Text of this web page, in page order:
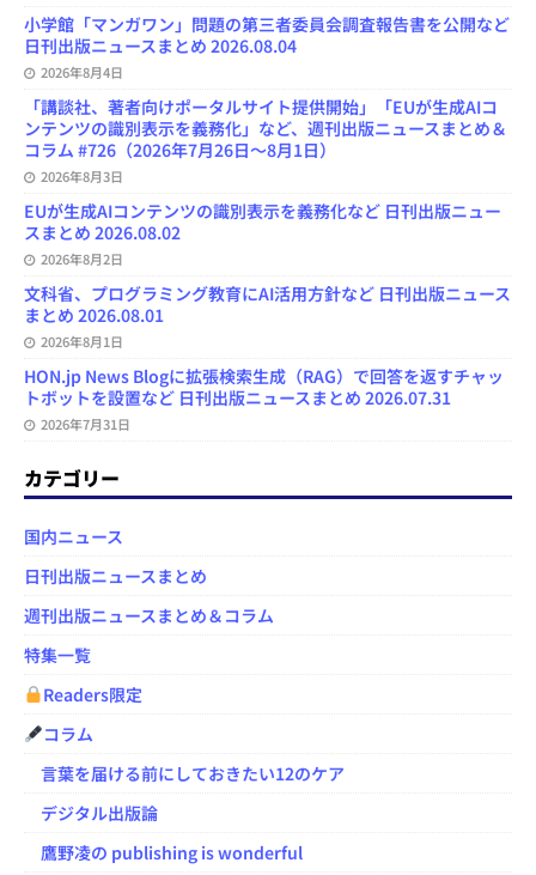
小学館「マンガワン」問題の第三者委員会調査報告書を公開など
日刊出版ニュースまとめ 2026.08.04
2026年8月4日
「講談社、著者向けポータルサイト提供開始」「EUが生成AIコ
ンテンツの識別表示を義務化」など、週刊出版ニュースまとめ＆
コラム #726（2026年7月26日～8月1日）
2026年8月3日
EUが生成AIコンテンツの識別表示を義務化など 日刊出版ニュー
スまとめ 2026.08.02
2026年8月2日
文科省、プログラミング教育にAI活用方針など 日刊出版ニュース
まとめ 2026.08.01
2026年8月1日
HON.jp News Blogに拡張検索生成（RAG）で回答を返すチャッ
トボットを設置など 日刊出版ニュースまとめ 2026.07.31
2026年7月31日
カテゴリー
国内ニュース
日刊出版ニュースまとめ
週刊出版ニュースまとめ＆コラム
特集一覧
Readers限定
コラム
言葉を届ける前にしておきたい12のケア
デジタル出版論
鷹野凌の publishing is wonderful